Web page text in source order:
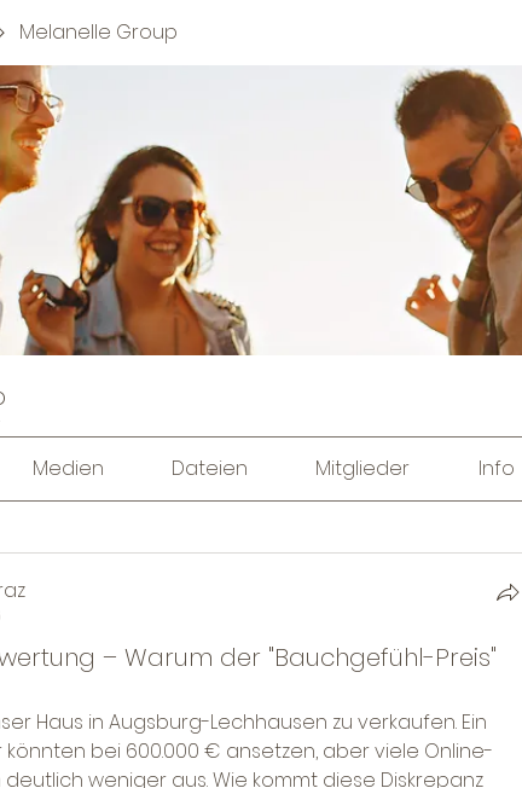
Melanelle Group
Medien Dateien Mitglieder Info
– Warum der "Bauchgefühl-Preis"
Haus in Augsburg-Lechhausen zu verkaufen. Ein
könnten bei 600.000 € ansetzen, aber viele Online-
weniger aus. Wie kommt diese Diskrepanz